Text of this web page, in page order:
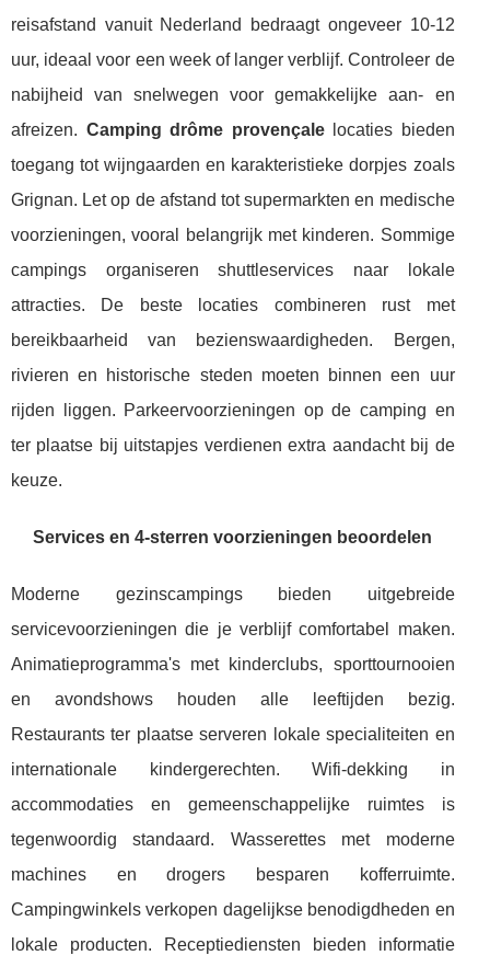
reisafstand vanuit Nederland bedraagt ongeveer 10-12
uur, ideaal voor een week of langer verblijf. Controleer de
nabijheid van snelwegen voor gemakkelijke aan- en
afreizen. Camping drôme provençalelocaties bieden
toegang tot wijngaarden en karakteristieke dorpjes zoals
Grignan. Let op de afstand tot supermarkten en medische
voorzieningen, vooral belangrijk met kinderen. Sommige
campings organiseren shuttleservices naar lokale
attracties. De beste locaties combineren rust met
bereikbaarheid van bezienswaardigheden. Bergen,
rivieren en historische steden moeten binnen een uur
rijden liggen. Parkeervoorzieningen op de camping en
ter plaatse bij uitstapjes verdienen extra aandacht bij de
keuze.
Services en 4-sterren voorzieningen beoordelen
Moderne gezinscampings bieden uitgebreide
servicevoorzieningen die je verblijf comfortabel maken.
Animatieprogramma's met kinderclubs, sporttournooien
en avondshows houden alle leeftijden bezig.
Restaurants ter plaatse serveren lokale specialiteiten en
internationale kindergerechten. Wifi-dekking in
accommodaties en gemeenschappelijke ruimtes is
tegenwoordig standaard. Wasserettes met moderne
machines en drogers besparen kofferruimte.
Campingwinkels verkopen dagelijkse benodigdheden en
lokale producten. Receptiediensten bieden informatie